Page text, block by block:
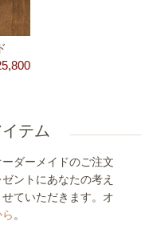
テム
ダーメイドのご注文
ントにあなたの考え
ていただきます。オ
。